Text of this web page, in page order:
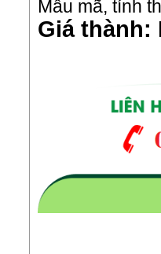
Mẫu mã, tính
Giá thành: